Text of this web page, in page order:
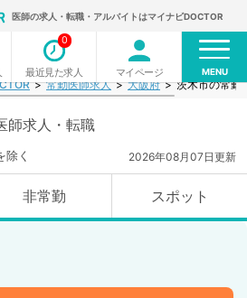
医師の求人・転職・アルバイトはマイナビDOCTOR
最近見た求人
0
マイページ MENU
常勤医師求人 大阪府 茨木市の常勤
師求人・転職
除く 2026年08月07日更新
非常勤 スポット